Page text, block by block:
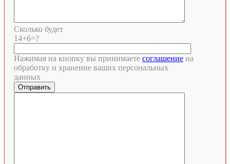
Сколько будет
14+6=?
Нажимая на кнопку вы принимаете соглашение на
обработку и хранение ваших персональных
данных